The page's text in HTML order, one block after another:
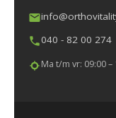
040 - 82 00 274
Ma t/m vr: 09:00 –